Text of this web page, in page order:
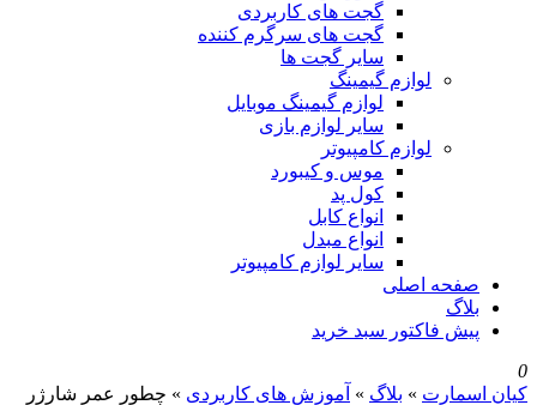
گجت های کاربردی
گجت های سرگرم کننده
سایر گجت ها
لوازم گیمینگ
لوازم گیمینگ موبایل
سایر لوازم بازی
لوازم کامپیوتر
موس و کیبورد
کول پد
انواع کابل
انواع مبدل
سایر لوازم کامپیوتر
صفحه اصلی
بلاگ
پیش فاکتور سبد خرید
0
کیان اسمارت » بلاگ » آموزش های کاربردی » چطور عمر شارژر